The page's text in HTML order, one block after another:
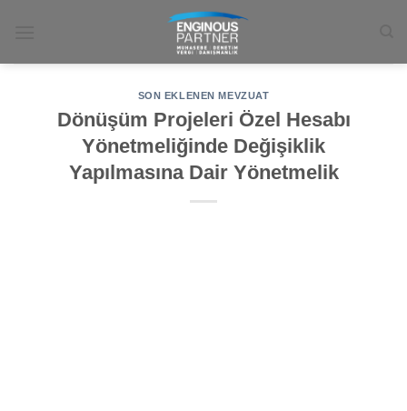
SON EKLENEN MEVZUAT
Dönüşüm Projeleri Özel Hesabı
Yönetmeliğinde Değişiklik
Yapılmasına Dair Yönetmelik